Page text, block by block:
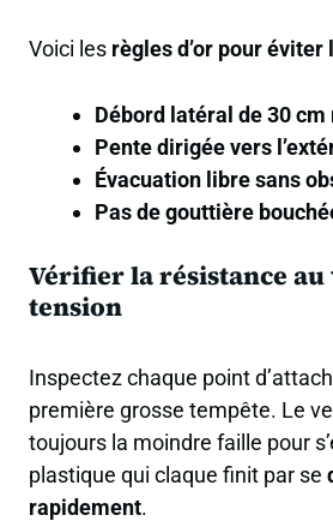
Voici les règles d’or pour éviter
Débord latéral de 30
Pente dirigée vers
Évacuation libre sans
Pas de gouttière
Vérifier la résistance au
tension
Inspectez chaque point
première grosse tempête. Le
toujours la moindre faille pour
plastique qui claque finit par se
rapidement.